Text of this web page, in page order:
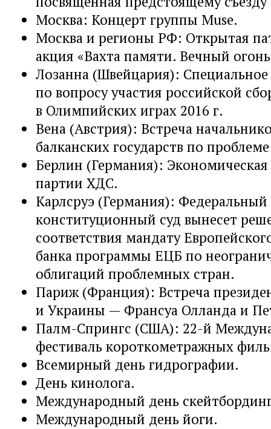
Москва: Концерт группы Muse.
Москва и регионы РФ: Открытая
акция «Вахта памяти. Вечный
Лозанна (Швейцария):
по вопросу участия российской
в Олимпийских играх 2016 г.
Вена (Австрия): Встреча
балканских государств по
Берлин (Германия):
партии ХДС.
Карлсруэ (Германия): Федеральный
конституционный суд вынесет
соответствия мандату
банка программы ЕЦБ по
облигаций проблемных стран.
Париж (Франция): Встреча
и Украины — Франсуа Олланда и
Палм-Спрингс (США): 22-й
фестиваль короткометражных
Всемирный день гидрографии.
День кинолога.
Международный день
Международный день йоги.